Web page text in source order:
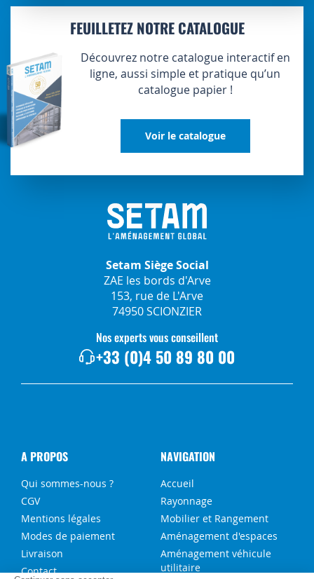
FEUILLETEZ NOTRE CATALOGUE
Découvrez notre catalogue interactif en
ligne, aussi simple et pratique qu’un
catalogue papier !
Voir le catalogue
Setam Siège Social
ZAE les bords d'Arve
153, rue de L'Arve
74950 SCIONZIER
Nos experts vous conseillent
+33 (0)4 50 89 80 00
A PROPOS
Qui sommes-nous ?
CGV
Mentions légales
Modes de paiement
Livraison
Contact
NAVIGATION
Accueil
Rayonnage
Mobilier et Rangement
Aménagement d'espaces
Aménagement véhicule
utilitaire